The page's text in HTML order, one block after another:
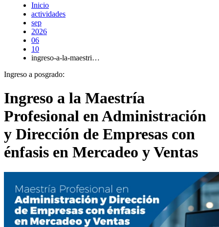
Inicio
actividades
sep
2026
06
10
ingreso-a-la-maestri…
Ingreso a posgrado:
Ingreso a la Maestría
Profesional en Administración
y Dirección de Empresas con
énfasis en Mercadeo y Ventas